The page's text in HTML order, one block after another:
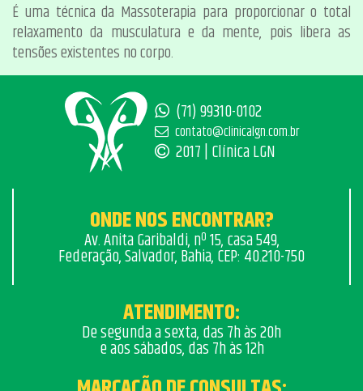
É uma técnica da Massoterapia para proporcionar o total
relaxamento da musculatura e da mente, pois libera as
tensões existentes no corpo.
(71) 99310-0102
contato@clinicalgn.com.br
2017 | Clínica LGN
ONDE NOS ENCONTRAR?
Av. Anita Garibaldi, nº 15, casa 549,
Federação, Salvador, Bahia, CEP: 40.210-750
ATENDIMENTO:
De segunda a sexta, das 7h às 20h
e aos sábados, das 7h às 12h